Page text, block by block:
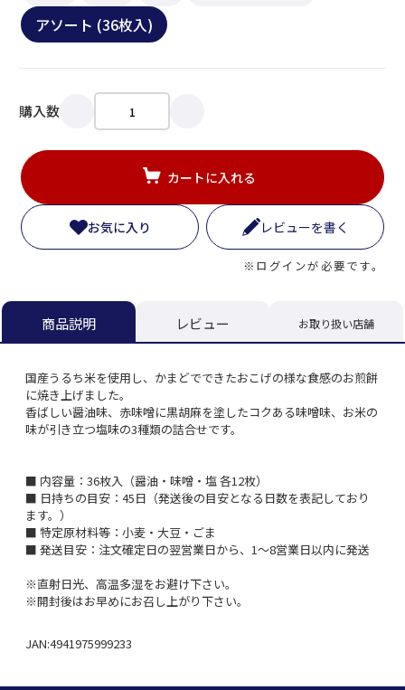
アソート (36枚入)
購入数
カートに入れる
お気に入り レビューを書く
※ログインが必要です。
商品説明 レビュー お取り扱い店舗
国産うるち米を使用し、かまどでできたおこげの様な食感のお煎餅
に焼き上げました。
香ばしい醤油味、赤味噌に黒胡麻を塗したコクある味噌味、お米の
味が引き立つ塩味の3種類の詰合せです。
■ 内容量：36枚入（醤油・味噌・塩 各12枚）
■ 日持ちの目安：45日（発送後の目安となる日数を表記しており
ます。）
■ 特定原材料等：小麦・大豆・ごま
■ 発送目安：注文確定日の翌営業日から、1～8営業日以内に発送
※直射日光、高温多湿をお避け下さい。
※開封後はお早めにお召し上がり下さい。
JAN:4941975999233